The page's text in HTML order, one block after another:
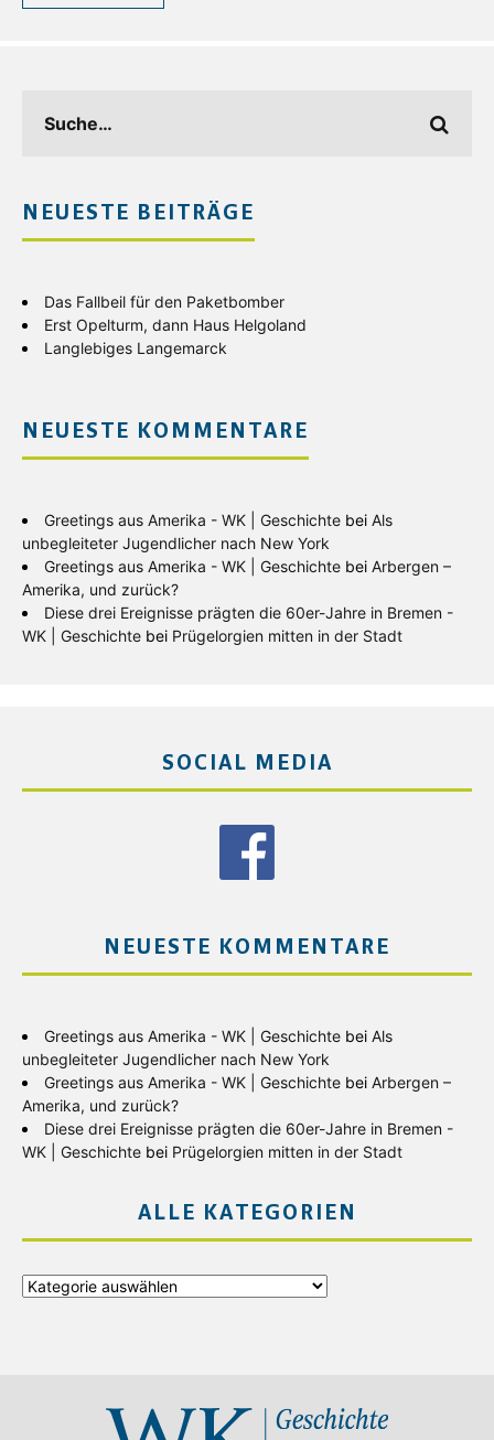
NEUESTE BEITRÄGE
Das Fallbeil für den Paketbomber
Erst Opelturm, dann Haus Helgoland
Langlebiges Langemarck
NEUESTE KOMMENTARE
Greetings aus Amerika - WK | Geschichte bei Als
unbegleiteter Jugendlicher nach New York
Greetings aus Amerika - WK | Geschichte bei Arbergen –
Amerika, und zurück?
Diese drei Ereignisse prägten die 60er-Jahre in Bremen -
WK | Geschichte bei Prügelorgien mitten in der Stadt
SOCIAL MEDIA
NEUESTE KOMMENTARE
Greetings aus Amerika - WK | Geschichte bei Als
unbegleiteter Jugendlicher nach New York
Greetings aus Amerika - WK | Geschichte bei Arbergen –
Amerika, und zurück?
Diese drei Ereignisse prägten die 60er-Jahre in Bremen -
WK | Geschichte bei Prügelorgien mitten in der Stadt
ALLE KATEGORIEN
Alle